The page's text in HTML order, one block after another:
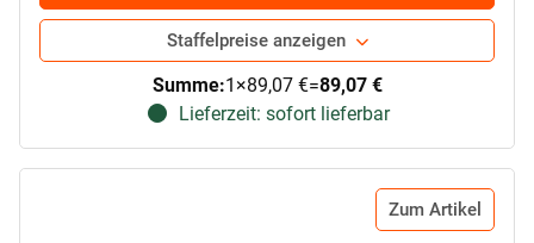
Staffelpreise anzeigen
Summe:1 ×89,07 €=89,07 €
Lieferzeit: sofort lieferbar
Zum Artikel